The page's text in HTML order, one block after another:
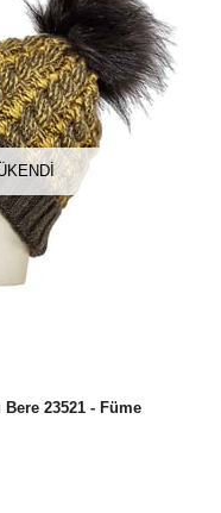
23521 - Füme